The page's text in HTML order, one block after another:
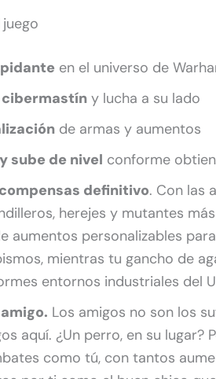
en el universo de
cibermastín y lucha a su lado
de armas y aumentos
sube de nivel conforme
definitivo. Con las
herejes y mutantes
aumentos personalizables
mientras tu gancho de
entornos industriales del
Los amigos no son los
aquí. ¿Un perro, en su lugar?
como tú, con tantos